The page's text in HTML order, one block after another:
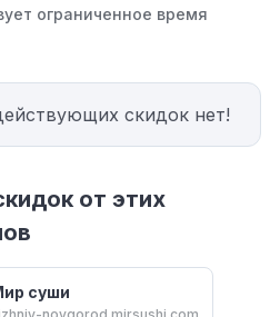
ограниченное время
скидок нет!
от этих
суши